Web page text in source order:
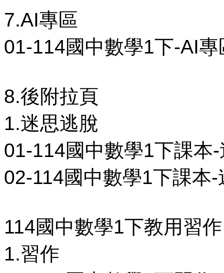
7.AI專區
01-114國中數學1下-AI
8.後附拉頁
1.迷思逃脫
01-114國中數學1下課本
02-114國中數學1下課本
114國中數學1下教用習作
1.習作